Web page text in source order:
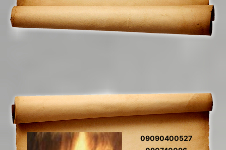
09090400527